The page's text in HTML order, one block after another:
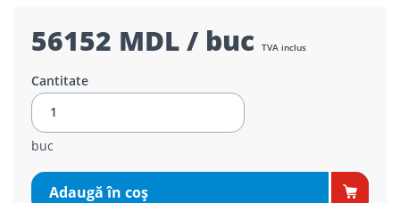
56152 MDL / buc TVA inclus
Cantitate
buc
Adaugă în coş